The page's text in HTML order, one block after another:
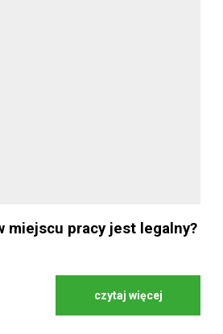
miejscu pracy jest legalny?
czytaj więcej